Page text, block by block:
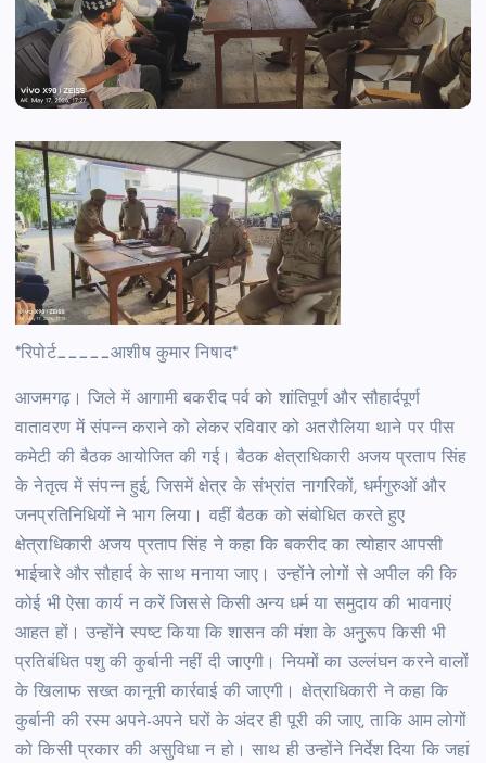
*रिपोर्ट_____आशीष कुमार निषाद*
आजमगढ़। जिले में आगामी बकरीद पर्व को शांतिपूर्ण और सौहार्दपूर्ण
वातावरण में संपन्न कराने को लेकर रविवार को अतरौलिया थाने पर पीस
कमेटी की बैठक आयोजित की गई। बैठक क्षेत्राधिकारी अजय प्रताप सिंह
के नेतृत्व में संपन्न हुई, जिसमें क्षेत्र के संभ्रांत नागरिकों, धर्मगुरुओं और
जनप्रतिनिधियों ने भाग लिया। वहीं बैठक को संबोधित करते हुए
क्षेत्राधिकारी अजय प्रताप सिंह ने कहा कि बकरीद का त्योहार आपसी
भाईचारे और सौहार्द के साथ मनाया जाए। उन्होंने लोगों से अपील की कि
कोई भी ऐसा कार्य न करें जिससे किसी अन्य धर्म या समुदाय की भावनाएं
आहत हों। उन्होंने स्पष्ट किया कि शासन की मंशा के अनुरूप किसी भी
प्रतिबंधित पशु की कुर्बानी नहीं दी जाएगी। नियमों का उल्लंघन करने वालों
के खिलाफ सख्त कानूनी कार्रवाई की जाएगी। क्षेत्राधिकारी ने कहा कि
कुर्बानी की रस्म अपने-अपने घरों के अंदर ही पूरी की जाए, ताकि आम लोगों
को किसी प्रकार की असुविधा न हो। साथ ही उन्होंने निर्देश दिया कि जहां